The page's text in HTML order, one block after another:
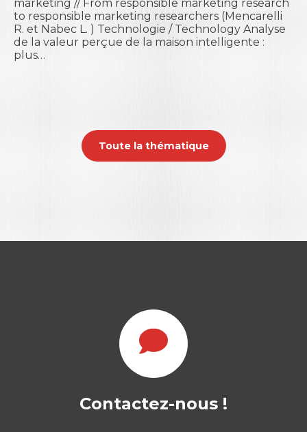
marketing // From responsible marketing research
to responsible marketing researchers (Mencarelli
R. et Nabec L. ) Technologie / Technology Analyse
de la valeur perçue de la maison intelligente :
plus…
Toute la thématique
Contactez-nous !